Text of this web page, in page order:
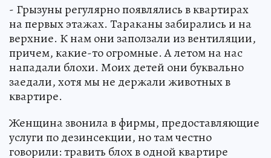
- Грызуны регулярно появлялись в квартирах
на первых этажах. Тараканы забирались и на
верхние. К нам они заползали из вентиляции,
причем, какие-то огромные. А летом на нас
нападали блохи. Моих детей они буквально
заедали, хотя мы не держали животных в
квартире.
Женщина звонила в фирмы, предоставляющие
услуги по дезинсекции, но там честно
говорили: травить блох в одной квартире